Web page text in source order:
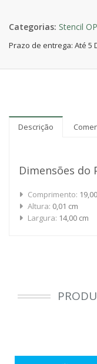
Categorias: Stencil
Prazo de entrega: Até 5
Descrição
Dimensões do
Comprimento:
Altura: 0,01 cm
Largura: 14,00 cm